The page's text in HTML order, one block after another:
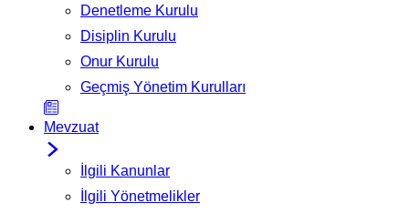
Denetleme Kurulu
Disiplin Kurulu
Onur Kurulu
Geçmiş Yönetim Kurulları
Mevzuat
İlgili Kanunlar
İlgili Yönetmelikler